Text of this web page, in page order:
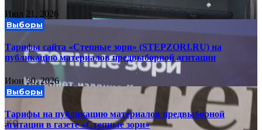
Июл 21, 2026
Выборы
Тарифы сайта «Степные зори» (STEPZORI.RU) на
публикацию материалов предвыборной агитации
Июн 30, 2026
Выборы
Тарифы на публикацию материалов предвыборной
агитации в газете «Степные зори»